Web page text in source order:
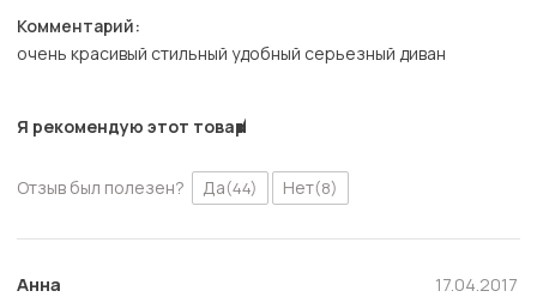
Комментарий:
очень красивый стильный удобный серьезный диван
Я рекомендую этот товар
Отзыв был полезен? Да(44) Нет(8)
Анна 17.04.2017